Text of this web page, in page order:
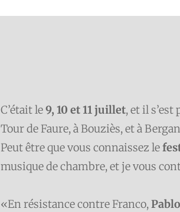
C’était le9, 10 et 11 juillet, et il
Tour de Faure, à Bouziès, et à
Peut être que vous connaissez le
musique de chambre, et je vous
«En résistance contre Franco,